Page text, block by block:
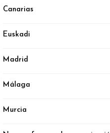
Canarias
Euskadi
Madrid
Málaga
Murcia